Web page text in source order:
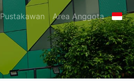
Pustakawan Area Anggota